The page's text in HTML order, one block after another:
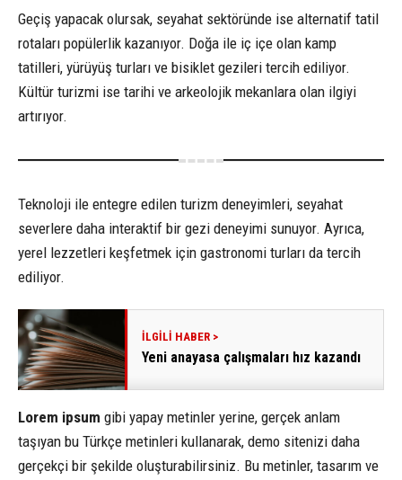
Geçiş yapacak olursak, seyahat sektöründe ise alternatif tatil
rotaları popülerlik kazanıyor. Doğa ile iç içe olan kamp
tatilleri, yürüyüş turları ve bisiklet gezileri tercih ediliyor.
Kültür turizmi ise tarihi ve arkeolojik mekanlara olan ilgiyi
artırıyor.
Teknoloji ile entegre edilen turizm deneyimleri, seyahat
severlere daha interaktif bir gezi deneyimi sunuyor. Ayrıca,
yerel lezzetleri keşfetmek için gastronomi turları da tercih
ediliyor.
Yeni anayasa çalışmaları hız kazandı
Lorem ipsum gibi yapay metinler yerine, gerçek anlam
taşıyan bu Türkçe metinleri kullanarak, demo sitenizi daha
gerçekçi bir şekilde oluşturabilirsiniz. Bu metinler, tasarım ve